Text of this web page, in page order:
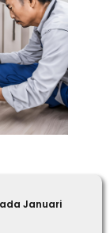
Januari